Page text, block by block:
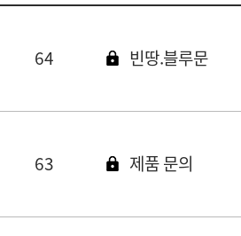
64 빈땅.블루문
63 제품 문의